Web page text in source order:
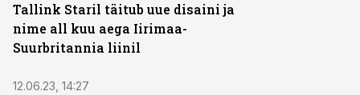
Tallink Staril täitub uue disaini ja
nime all kuu aega Iirimaa-
Suurbritannia liinil
12.06.23, 14:27